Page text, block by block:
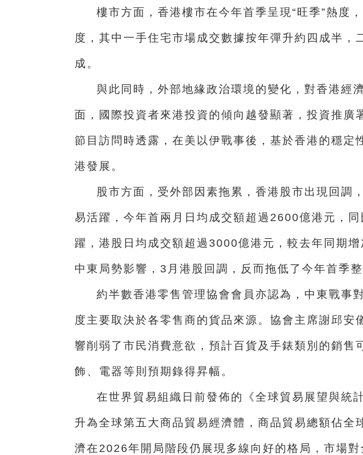
樓市方面，香港樓市在今年首季呈現“旺季”熱度
度，其中一手住宅市場成交數據按年彈升約四成半，
成。
與此同時，外部地緣政治環境的變化，對香港經
面，國際投資者來港投資的傾向越發顯著，投資推廣
節目訪問時透露，在美以伊戰事後，基於香港的穩定
港發展。
股市方面，受外部因素拖累，香港股市出現回調
易活躍，今年首兩月日均成交額超過2600億港元，
躍，港股日均成交額超過3000億港元，較去年同期
中東局勢影響，3月港股回調，反而拖低了今年首季整
約半數香港零售管理協會會員亦認為，中東戰事
度主要取決於各零售商的貨品來源。協會主席謝邱安
響削弱了市民消費意欲，預計百貨及手錶類別的銷售
飾、電器等則預期錄得昇幅。
在世界貿易組織日前發佈的《全球貿易展望與統
升為全球第五大商品貿易經濟體，商品貿易總額佔全
濟在2026年開局階段仍展現多線向好的格局，市場對